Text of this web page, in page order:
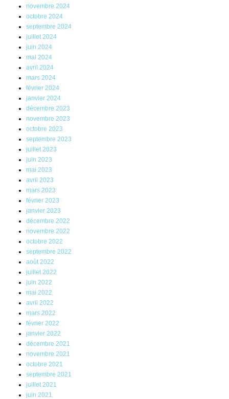
novembre 2024
octobre 2024
septembre 2024
juillet 2024
juin 2024
mai 2024
avril 2024
mars 2024
février 2024
janvier 2024
décembre 2023
novembre 2023
octobre 2023
septembre 2023
juillet 2023
juin 2023
mai 2023
avril 2023
mars 2023
février 2023
janvier 2023
décembre 2022
novembre 2022
octobre 2022
septembre 2022
août 2022
juillet 2022
juin 2022
mai 2022
avril 2022
mars 2022
février 2022
janvier 2022
décembre 2021
novembre 2021
octobre 2021
septembre 2021
juillet 2021
juin 2021